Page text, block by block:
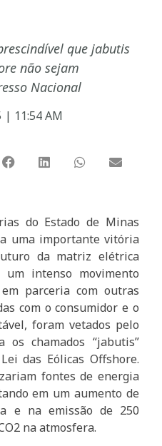
que jabutis
não sejam
Nacional
| 11:54 AM
do Estado de Minas
uma importante vitória
da matriz elétrica
intenso movimento
parceria com outras
com o consumidor e o
foram vetados pelo
os chamados “jabutis”
das Eólicas Offshore.
fontes de energia
em um aumento de
e na emissão de 250
na atmosfera.